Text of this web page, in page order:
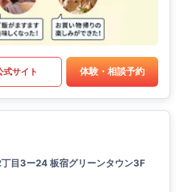
式サイト 体験・相談予約
目3ー24 板宿グリーンタウン3F